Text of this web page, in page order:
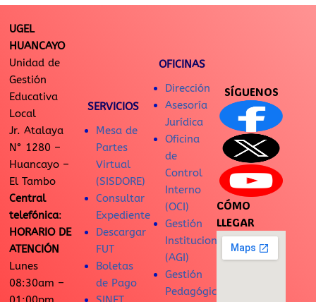
UGEL
HUANCAYO
Unidad de
Gestión
Educativa
Local
Jr. Atalaya
N° 1280 –
Huancayo –
El Tambo
Central
telefónica:
HORARIO DE
ATENCIÓN
Lunes
08:30am –
SERVICIOS
Mesa de
Partes
Virtual
(SISDORE)
Consultar
Expediente
Descargar
FUT
Boletas
de Pago
OFICINAS
Dirección
Asesoría
Jurídica
Oficina
de
Control
Interno
(OCI)
Gestión
Institucional
(AGI)
Gestión
Pedagógica
SÍGUENOS
CÓMO
LLEGAR